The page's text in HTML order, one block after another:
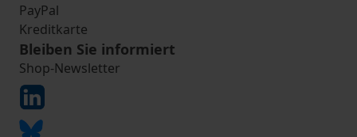
PayPal
Kreditkarte
Bleiben Sie informiert
Shop-Newsletter